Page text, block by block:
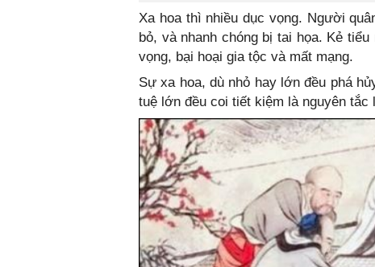
Xa hoa thì nhiều dục vọng. Người
bỏ, và nhanh chóng bị tai họa. Kẻ
vọng, bại hoại gia tộc và mất mạng.
Sự xa hoa, dù nhỏ hay lớn đều phá
tuệ lớn đều coi tiết kiệm là nguyên tắc